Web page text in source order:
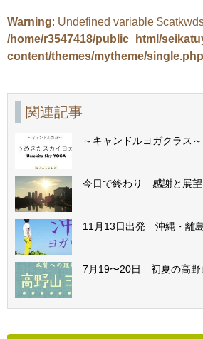
Warning: Undefined variable
/home/r3547418/public_html/
content/themes/mytheme/single.php
関連記事
～キャンドルヨガクラス
今日で終わり 感謝と展望
11月13日出発 沖縄・離
7月19〜20日 初夏の高